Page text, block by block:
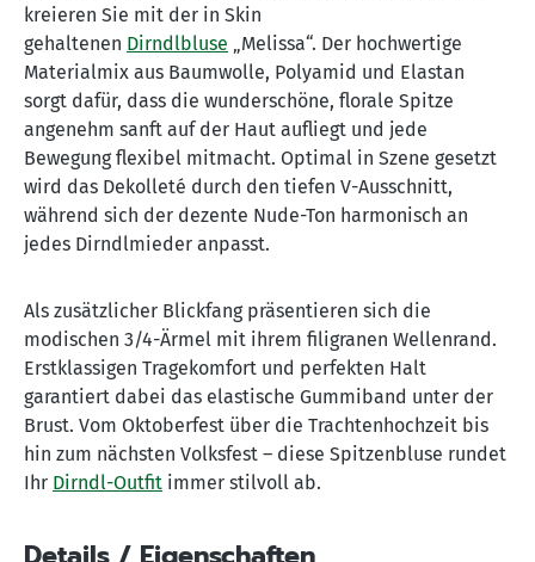
kreieren Sie mit der in Skin
gehaltenen Dirndlbluse „Melissa“. Der hochwertige
Materialmix aus Baumwolle, Polyamid und Elastan
sorgt dafür, dass die wunderschöne, florale Spitze
angenehm sanft auf der Haut aufliegt und jede
Bewegung flexibel mitmacht. Optimal in Szene gesetzt
wird das Dekolleté durch den tiefen V-Ausschnitt,
während sich der dezente Nude-Ton harmonisch an
jedes Dirndlmieder anpasst.
Als zusätzlicher Blickfang präsentieren sich die
modischen 3/4-Ärmel mit ihrem filigranen Wellenrand.
Erstklassigen Tragekomfort und perfekten Halt
garantiert dabei das elastische Gummiband unter der
Brust. Vom Oktoberfest über die Trachtenhochzeit bis
hin zum nächsten Volksfest – diese Spitzenbluse rundet
Ihr Dirndl-Outfit immer stilvoll ab.